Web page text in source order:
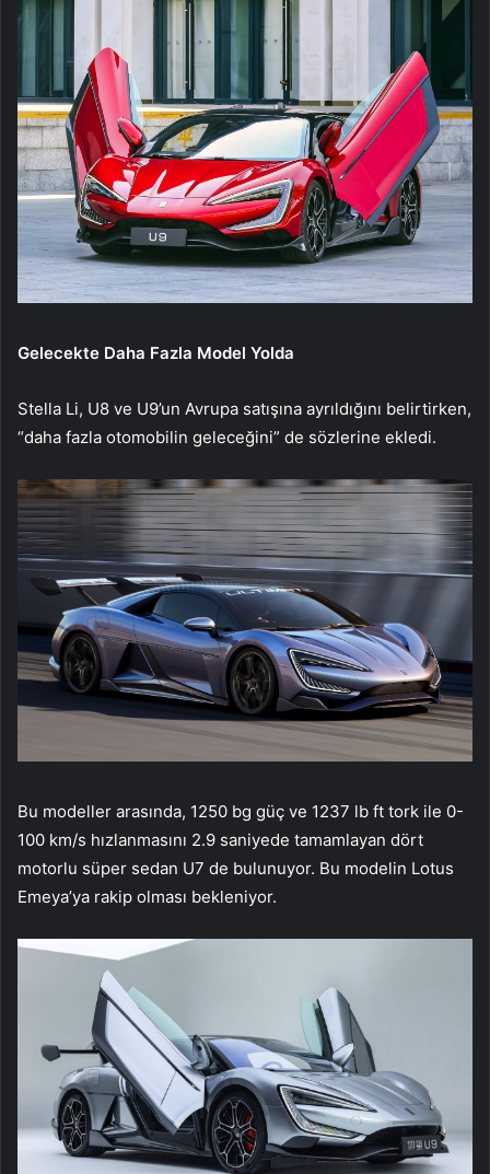
Gelecekte Daha Fazla Model Yolda
Stella Li, U8 ve U9’un Avrupa satışına ayrıldığını belirtirken,
“daha fazla otomobilin geleceğini” de sözlerine ekledi.
Bu modeller arasında, 1250 bg güç ve 1237 lb ft tork ile 0-
100 km/s hızlanmasını 2.9 saniyede tamamlayan dört
motorlu süper sedan U7 de bulunuyor. Bu modelin Lotus
Emeya’ya rakip olması bekleniyor.